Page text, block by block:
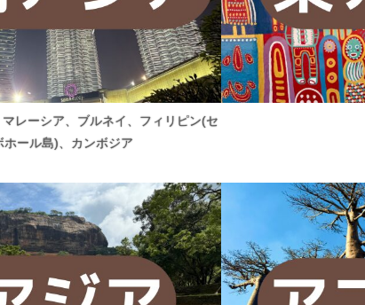
レーシア、ブルネイ、フィリピン(セ
ホール島)、カンボジア